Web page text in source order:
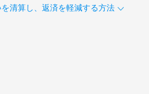
清算し、返済を軽減する方法